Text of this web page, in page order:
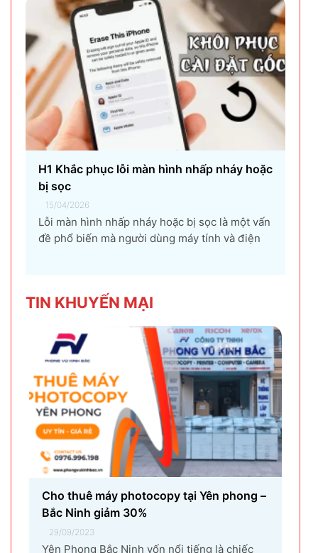
bị sọc
15/04/2026
Lỗi màn hình nhấp nháy hoặc bị sọc là một vấn
đề phổ biến mà người dùng máy tính và điện
thoại có thể gặp phải. Tình trạng này không chỉ
gây khó chịu mà còn ảnh hưởng đến trải
nghiệm sử dụng và hiệu suất làm việc. Nguyên
nhân...
TIN KHUYẾN MẠI
Bắc Ninh giảm 30%
29/09/2023
Yên Phong Bắc Ninh vốn nổi tiếng là chiếc
nôi cho các khu công nghiệp tại Bắc Ninh. 👉
Với sự góp mặt của tập đoàn SamSung đầu tư
cho hạng mục sản xuất linh kiện điện tử
khiến vùng đất Yên Phong từ làng quê thuần
nông nay trở thành...
5 BÌNH LUẬN